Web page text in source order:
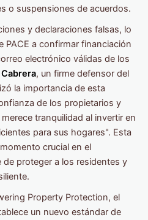
o suspensiones de acuerdos.
y declaraciones falsas, lo
PACE a confirmar financiación
electrónico válidas de los
, un firme defensor del
la importancia de esta
de los propietarios y
tranquilidad al invertir en
para sus hogares". Esta
crucial en el
proteger a los residentes y
Property Protection, el
un nuevo estándar de